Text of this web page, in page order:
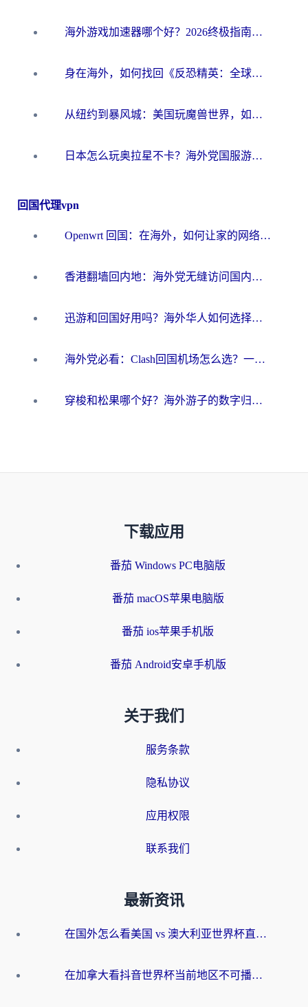
海外游戏加速器哪个好？2026终极指南帮你畅玩国服+解决卡顿难题
身在海外，如何找回《反恐精英：全球攻势》国服的丝滑手感？一份给你的终极指南
从纽约到暴风城：美国玩魔兽世界，如何找到你的最佳网络航线
日本怎么玩奥拉星不卡？海外党国服游戏加速器选择全攻略
回国代理vpn
Openwrt 回国：在海外，如何让家的网络触手可及
香港翻墙回内地：海外党无缝访问国内资源的加速器选择全攻略
迅游和回国好用吗？海外华人如何选择靠谱的回国加速器
海外党必看：Clash回国机场怎么选？一篇搞定无缝访问国内资源的全攻略
穿梭和松果哪个好？海外游子的数字归乡路，到底该怎么选
下载应用
番茄 Windows PC电脑版
番茄 macOS苹果电脑版
番茄 ios苹果手机版
番茄 Android安卓手机版
关于我们
服务条款
隐私协议
应用权限
联系我们
最新资讯
在国外怎么看美国 vs 澳大利亚世界杯直播？海外党必藏的中文解说观赛指南
在加拿大看抖音世界杯当前地区不可播放？海外党体育观赛终极指南